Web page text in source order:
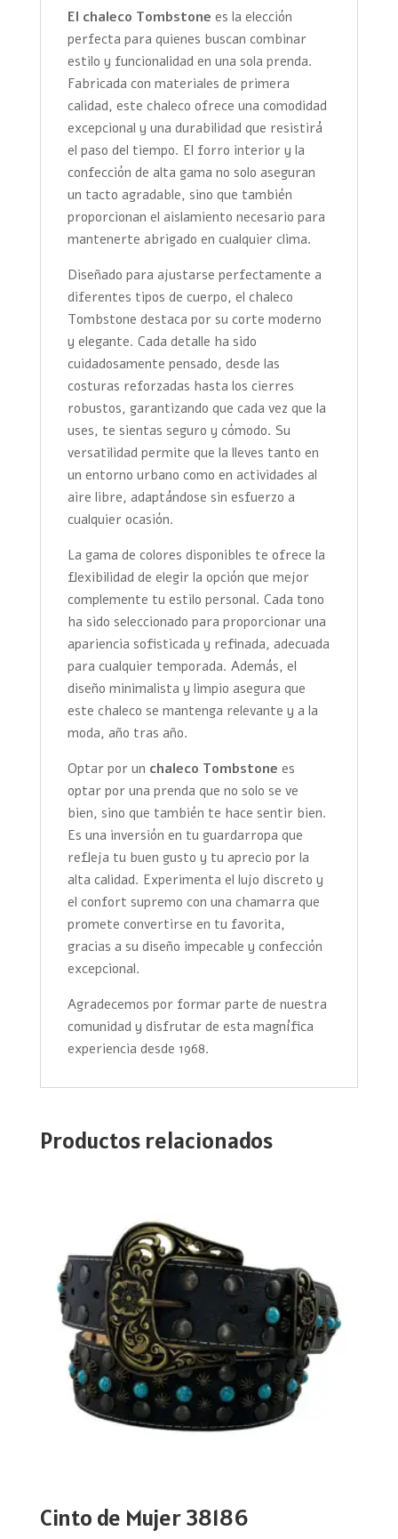
El chaleco Tombstone es la elección
perfecta para quienes buscan combinar
estilo y funcionalidad en una sola prenda.
Fabricada con materiales de primera
calidad, este chaleco ofrece una comodidad
excepcional y una durabilidad que resistirá
el paso del tiempo. El forro interior y la
confección de alta gama no solo aseguran
un tacto agradable, sino que también
proporcionan el aislamiento necesario para
mantenerte abrigado en cualquier clima.
Diseñado para ajustarse perfectamente a
diferentes tipos de cuerpo, el chaleco
Tombstone destaca por su corte moderno
y elegante. Cada detalle ha sido
cuidadosamente pensado, desde las
costuras reforzadas hasta los cierres
robustos, garantizando que cada vez que la
uses, te sientas seguro y cómodo. Su
versatilidad permite que la lleves tanto en
un entorno urbano como en actividades al
aire libre, adaptándose sin esfuerzo a
cualquier ocasión.
La gama de colores disponibles te ofrece la
flexibilidad de elegir la opción que mejor
complemente tu estilo personal. Cada tono
ha sido seleccionado para proporcionar una
apariencia sofisticada y refinada, adecuada
para cualquier temporada. Además, el
diseño minimalista y limpio asegura que
este chaleco se mantenga relevante y a la
moda, año tras año.
Optar por un chaleco Tombstone es
optar por una prenda que no solo se ve
bien, sino que también te hace sentir bien.
Es una inversión en tu guardarropa que
refleja tu buen gusto y tu aprecio por la
alta calidad. Experimenta el lujo discreto y
el confort supremo con una chamarra que
promete convertirse en tu favorita,
gracias a su diseño impecable y confección
excepcional.
Agradecemos por formar parte de nuestra
comunidad y disfrutar de esta magnífica
experiencia desde 1968.
Productos relacionados
Cinto de Mujer 38186